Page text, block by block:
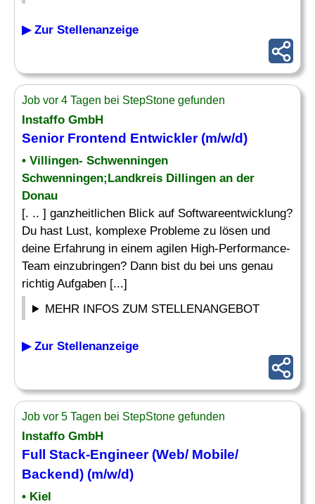
▶ Zur Stellenanzeige
Job vor 4 Tagen bei StepStone gefunden
Instaffo GmbH
SeniorFrontend Entwickler (m/w/d)
• Villingen- Schwenningen
Schwenningen;Landkreis Dillingen an der
Donau
[. .. ] ganzheitlichen Blick auf Softwareentwicklung?
Du hast Lust, komplexe Probleme zu lösen und
deine Erfahrung in einem agilen High-Performance-
Team einzubringen? Dann bist du bei uns genau
richtig Aufgaben [...]
MEHR INFOS ZUM STELLENANGEBOT
▶ Zur Stellenanzeige
Job vor 5 Tagen bei StepStone gefunden
Instaffo GmbH
Full Stack-Engineer (Web/ Mobile/
Backend) (m/w/d)
• Kiel